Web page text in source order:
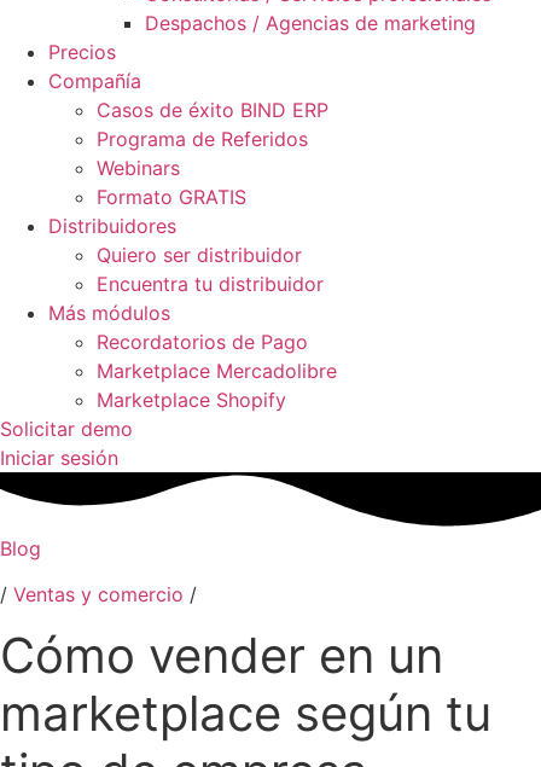
Despachos / Agencias de marketing
Precios
Compañía
Casos de éxito BIND ERP
Programa de Referidos
Webinars
Formato GRATIS
Distribuidores
Quiero ser distribuidor
Encuentra tu distribuidor
Más módulos
Recordatorios de Pago
Marketplace Mercadolibre
Marketplace Shopify
Solicitar demo
Iniciar sesión
Blog
/ Ventas y comercio /
Cómo vender en un
marketplace según tu